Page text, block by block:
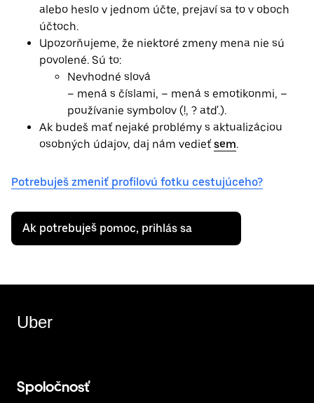
alebo heslo v jednom účte, prejaví sa to v oboch
účtoch.
Upozorňujeme, že niektoré zmeny mena nie sú
povolené. Sú to:
Nevhodné slová
– mená s číslami, – mená s emotikonmi, –
používanie symbolov (!, ? atď.).
Ak budeš mať nejaké problémy s aktualizáciou
osobných údajov, daj nám vedieť sem.
Potrebuješ zmeniť profilovú fotku cestujúceho?
Ak potrebuješ pomoc, prihlás sa
Uber
Spoločnosť